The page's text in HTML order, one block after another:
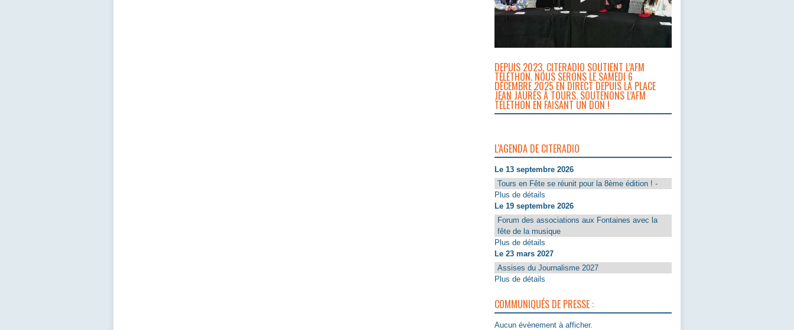
DEPUIS 2023, CITERADIO SOUTIENT L’AFM
TÉLÉTHON. NOUS SERONS LE SAMEDI 6
DÉCEMBRE 2025 EN DIRECT DEPUIS LA PLACE
JEAN JAURÈS À TOURS. SOUTENONS L’AFM
TÉLÉTHON EN FAISANT UN DON !
L'AGENDA DE CITERADIO
Le 13 septembre 2026
Tours en Fête se réunit pour la 8ème édition ! -
Plus de détails
Le 19 septembre 2026
Forum des associations aux Fontaines avec la
fête de la musique
Plus de détails
Le 23 mars 2027
Assises du Journalisme 2027
Plus de détails
COMMUNIQUÉS DE PRESSE :
Aucun évènement à afficher.